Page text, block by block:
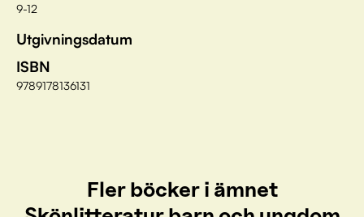
9-12
Utgivningsdatum
ISBN
9789178136131
Fler böcker i ämnet